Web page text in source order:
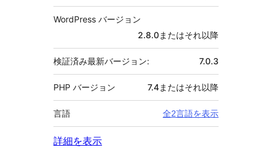
WordPress バージョン
2.8.0またはそれ以降
検証済み最新バージョン: 7.0.3
PHP バージョン 7.4またはそれ以降
言語 全2言語を表示
詳細を表示